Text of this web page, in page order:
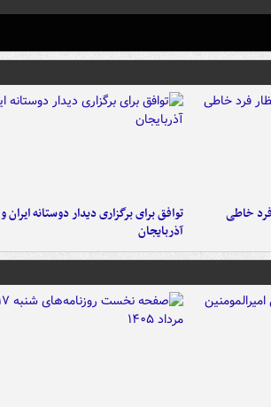
خاطی
توافق برای برگزاری دیدار دوستانه ایران و
آذربایجان